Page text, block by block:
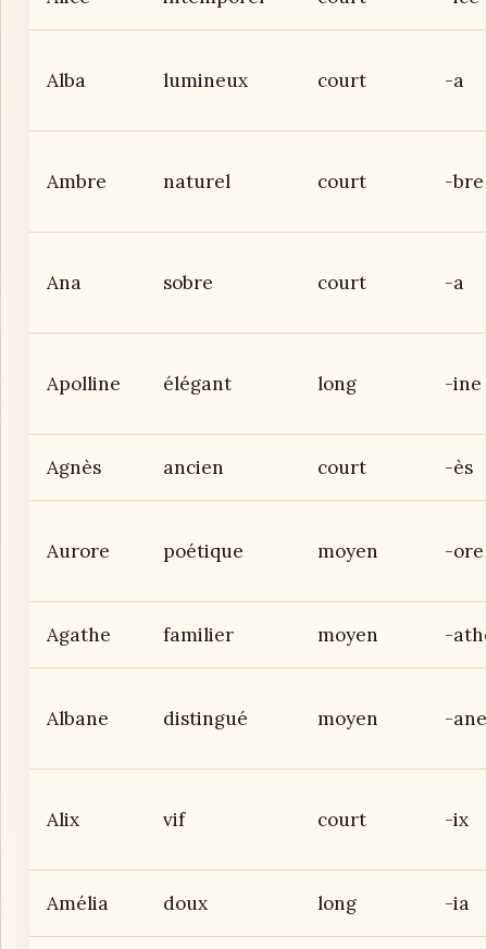
Alba lumineux court -a
Ambre naturel court -bre
Ana sobre court -a
Apolline élégant long -ine
Agnès ancien court -ès
Aurore poétique moyen -ore
Agathe familier moyen -
Albane distingué moyen -ane
Alix vif court -ix
Amélia doux long -ia